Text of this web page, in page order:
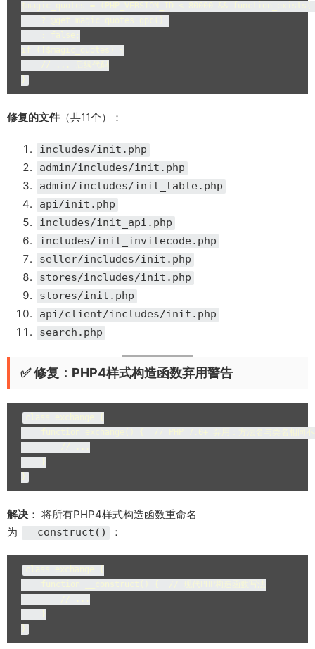
$magic_quotes = (PHP_VERSION_ID < 80000 &&
    ? @get_magic_quotes_gpc()
    : false;
if (!$magic_quotes) {
    // ... 后续代码
修复的文件 （共11个）：
includes/init.php
admin/includes/init.php
admin/includes/init_table.php
api/init.php
includes/init_api.php
includes/init_invitecode.php
seller/includes/init.php
stores/includes/init.php
stores/init.php
api/client/includes/init.php
search.php
✅ 修复：PHP4样式构造函数弃用警告
class exchange {
function exchange() {  // PHP 7.0+ 弃用：方法名与类名相同不
        // ...
解决 ： 将所有PHP4样式构造函数重命名
为
__construct() ：
class exchange {
    function __construct() {  // 现代PHP构造函数写法
        // ...